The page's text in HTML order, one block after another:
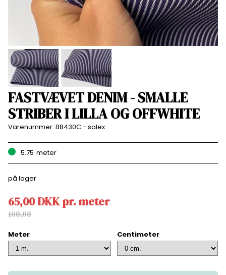
FASTVÆVET DENIM - SMALLE
STRIBER I LILLA OG OFFWHITE
Varenummer: B8430C - salex
5.75 meter
på lager
65,00DKKpr.meter
100,00
Meter Centimeter